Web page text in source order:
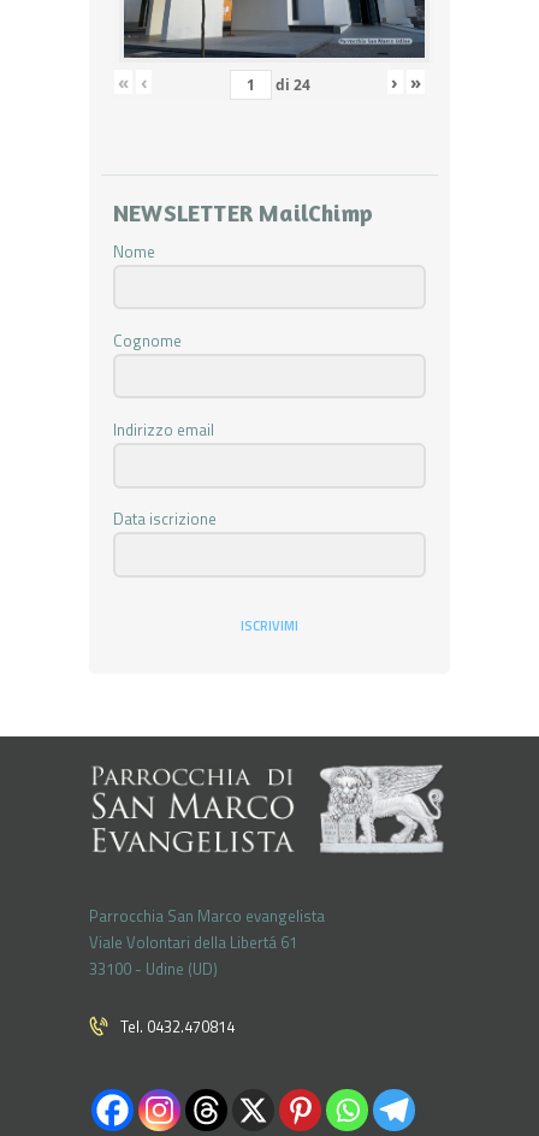
« ‹ di 24 › »
NEWSLETTER MailChimp
Nome
Cognome
Indirizzo email
Data iscrizione
ISCRIVIMI
Parrocchia San Marco evangelista
Viale Volontari della Libertá 61
33100 - Udine (UD)
Tel. 0432.470814